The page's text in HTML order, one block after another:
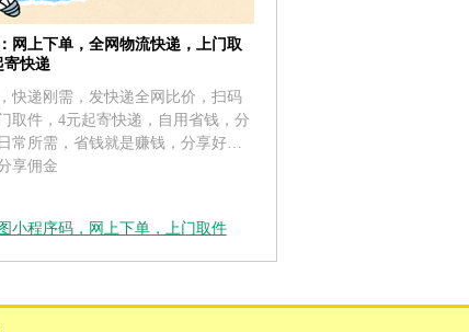
网上下单，全网物流快递，上门取
寄快递
快递刚需，发快递全网比价，扫码
取件，4元起寄快递，自用省钱，分
常所需，省钱就是赚钱，分享好友
享佣金
小程序码，网上下单，上门取件